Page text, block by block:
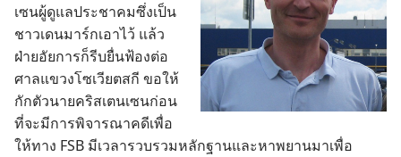
เซน​ผู้​ดู​แล​ประชาคม​ซึ่ง​เป็น​
ชาว​เดนมาร์ก​เอา​ไว้ แล้ว​
ฝ่าย​อัยการ​ก็​รีบ​ยื่น​ฟ้อง​ต่อ​
ศาล​แขวง​โซเวียต​สกี ขอ​ให้​
กัก​ตัว​นาย​คริส​เตน​เซน​ก่อน​
ที่​จะ​มี​การ​พิจารณา​คดี​เพื่อ​
ให้​ทาง FSB มี​เวลา​รวบ​รวม​หลักฐาน​และ​หา​พยาน​มา​เพื่อ​